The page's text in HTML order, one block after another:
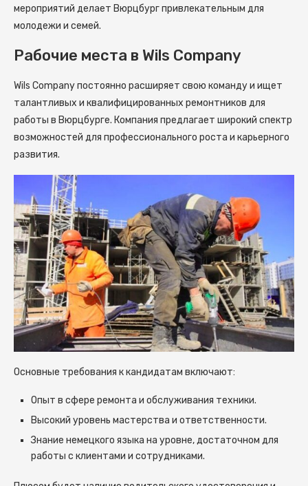
мероприятий делает Вюрцбург привлекательным для
молодежи и семей.
Рабочие места в Wils Company
Wils Company постоянно расширяет свою команду и ищет
талантливых и квалифицированных ремонтников для
работы в Вюрцбурге. Компания предлагает широкий спектр
возможностей для профессионального роста и карьерного
развития.
Основные требования к кандидатам включают:
Опыт в сфере ремонта и обслуживания техники.
Высокий уровень мастерства и ответственности.
Знание немецкого языка на уровне, достаточном для
работы с клиентами и сотрудниками.